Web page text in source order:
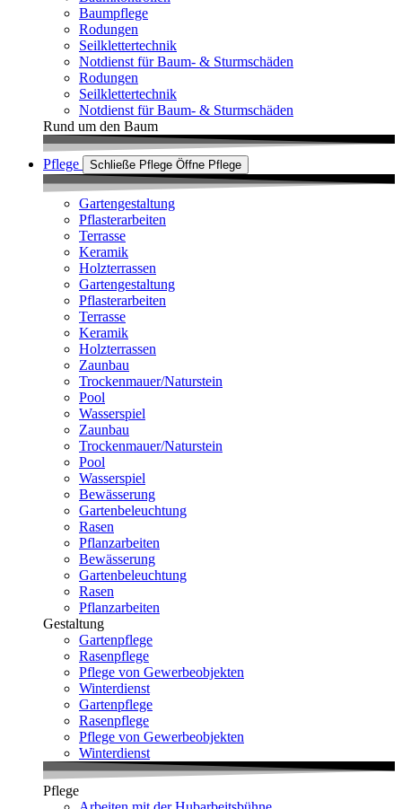
Baumpflege
Rodungen
Seilklettertechnik
Notdienst für Baum- & Sturmschäden
Rodungen
Seilklettertechnik
Notdienst für Baum- & Sturmschäden
Rund um den Baum
Pflege Schließe Pflege Öffne Pflege
Gartengestaltung
Pflasterarbeiten
Terrasse
Keramik
Holzterrassen
Gartengestaltung
Pflasterarbeiten
Terrasse
Keramik
Holzterrassen
Zaunbau
Trockenmauer/Naturstein
Pool
Wasserspiel
Zaunbau
Trockenmauer/Naturstein
Pool
Wasserspiel
Bewässerung
Gartenbeleuchtung
Rasen
Pflanzarbeiten
Bewässerung
Gartenbeleuchtung
Rasen
Pflanzarbeiten
Gestaltung
Gartenpflege
Rasenpflege
Pflege von Gewerbeobjekten
Winterdienst
Gartenpflege
Rasenpflege
Pflege von Gewerbeobjekten
Winterdienst
Pflege